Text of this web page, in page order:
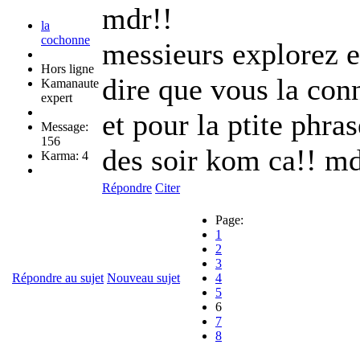
la
cochonne
Hors ligne
Kamanaute
expert
Message:
156
Karma: 4
mdr!!
messieurs explorez
dire que vous la
et pour la ptite
des soir kom ca!!
Répondre Citer
Répondre au sujet Nouveau sujet
Page:
1
2
3
4
5
6
7
8